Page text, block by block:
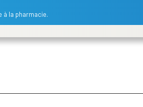
à la pharmacie.